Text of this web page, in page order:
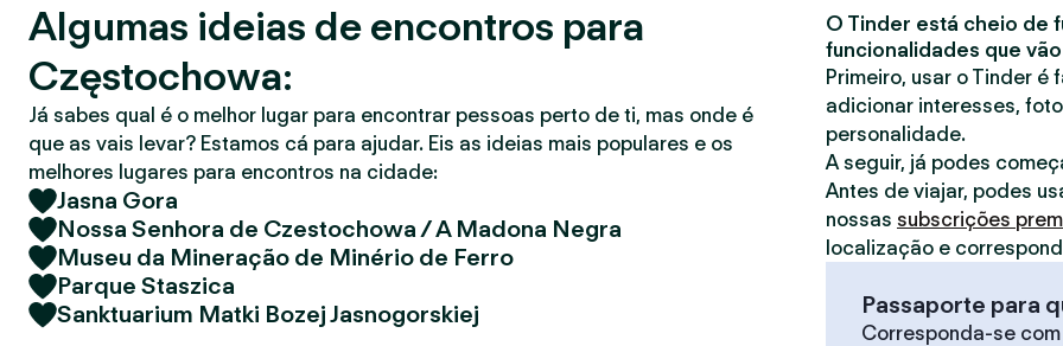
d
e
r
Algumas ideias de encontros para
Częstochowa:
Já sabes qual é o melhor lugar para encontrar pessoas perto de ti, mas onde é
que as vais levar? Estamos cá para ajudar. Eis as ideias mais populares e os
melhores lugares para encontros na cidade:
Jasna Gora
Nossa Senhora de Czestochowa / A Madona Negra
Museu da Mineração de Minério de Ferro
Parque Staszica
Sanktuarium Matki Bozej Jasnogorskiej
O Tinder está cheio de
funcionalidades que
Primeiro, usar o Tinder é
adicionar interesses,
personalidade.
A seguir, já podes
Antes de viajar, podes
nossas subscrições
localização e
Passaporte para
Corresponda-se